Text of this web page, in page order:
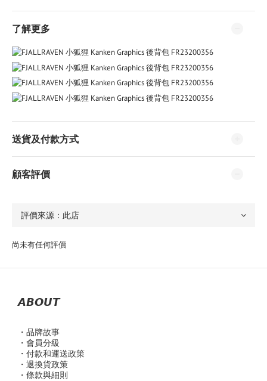
了解更多
送貨及付款方式
顧客評價
尚未有任何評價
𝘼𝘽𝙊𝙐𝙏
・品牌故事
・會員分級
・付款和運送政策
・退換貨政策
・條款與細則